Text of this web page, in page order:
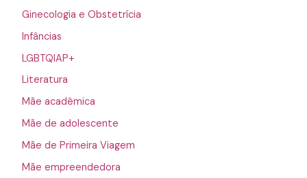
Ginecologia e Obstetrícia
Infâncias
LGBTQIAP+
Literatura
Mãe acadêmica
Mãe de adolescente
Mãe de Primeira Viagem
Mãe empreendedora